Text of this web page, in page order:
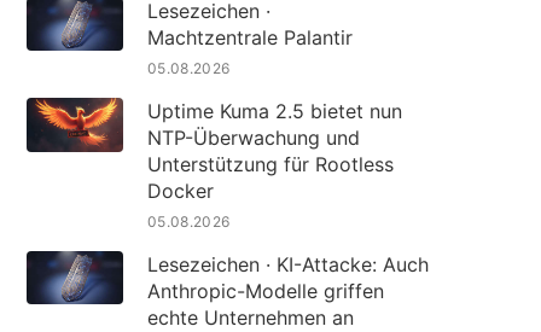
Lesezeichen ·
Machtzentrale Palantir
05.08.2026
Uptime Kuma 2.5 bietet nun
NTP-Überwachung und
Unterstützung für Rootless
Docker
05.08.2026
Lesezeichen · KI-Attacke: Auch
Anthropic-Modelle griffen
echte Unternehmen an